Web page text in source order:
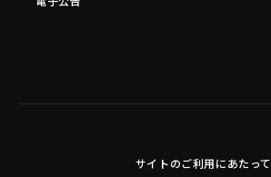
サイトのご利用にあたって